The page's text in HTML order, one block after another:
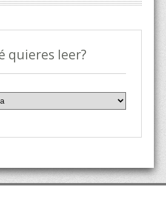
quieres leer?